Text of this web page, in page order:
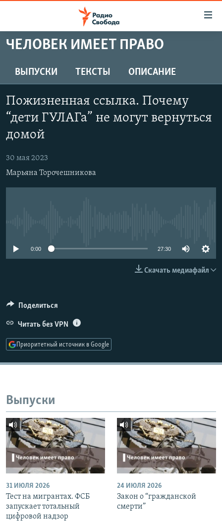
упрощенного
Вернуться
к
основному
содержанию
Вернутся
навигации
Вернутся
ПОДКАСТЫ
ЦИТАТЫ СВОБОДЫ
МНЕНИЯ
КУЛЬТУРА
IDEL.РЕАЛИИ
КАВКАЗ.РЕАЛИИ
ПОДПИШИТЕСЬ НА РАССЫЛКУ
Все сайты РСЕ/РС
ЧЕЛОВЕК ИМЕЕТ ПРАВО
ВЫПУСКИ ТЕКСТЫ ОПИСАНИЕ
Пожизненная ссылка. Почему
“дети ГУЛАГа” не могут вернуться
домой
30 мая 2023
Марьяна Торочешникова
0:00 27:30
Скачать медиафайл
Поделиться
Читать без VPN
Приоритетный источник в Google
Выпуски
31 ИЮЛЯ 2026
Тест на мигрантах. ФСБ
запускает тотальный
цифровой надзор
24 ИЮЛЯ 2026
Закон о “гражданской
смерти”